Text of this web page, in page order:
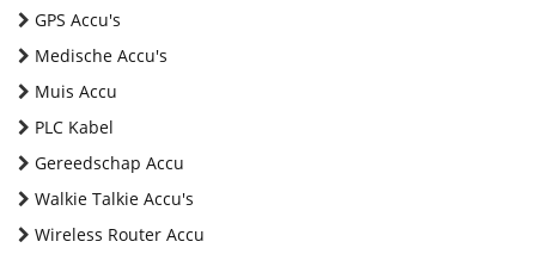
GPS Accu's
Medische Accu's
Muis Accu
PLC Kabel
Gereedschap Accu
Walkie Talkie Accu's
Wireless Router Accu